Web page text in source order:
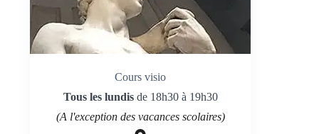
Cours visio
Tous les lundisde 18h30 à 19h30
(A l'exception des vacances scolaires)